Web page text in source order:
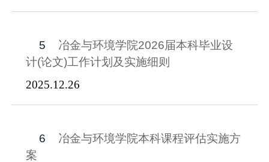
5
冶金与环境学院2026届本科毕业设
计(论文)工作计划及实施细则
2025.12.26
6
冶金与环境学院本科课程评估实施方
案